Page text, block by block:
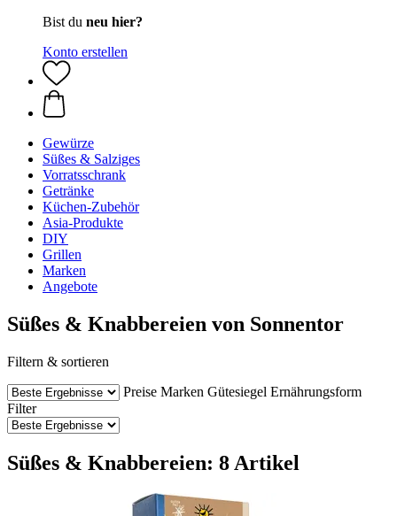
Bist du neu hier?
Konto erstellen
Gewürze
Süßes & Salziges
Vorratsschrank
Getränke
Küchen-Zubehör
Asia-Produkte
DIY
Grillen
Marken
Angebote
Süßes & Knabbereien von Sonnentor
Filtern & sortieren
Preise Marken Gütesiegel Ernährungsform
Filter
Süßes & Knabbereien: 8 Artikel